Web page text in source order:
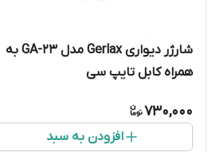
شارژر دیواری Gerlax مدل GA-23 به
همراه کابل تایپ سی
730,000
افزودن به سبد